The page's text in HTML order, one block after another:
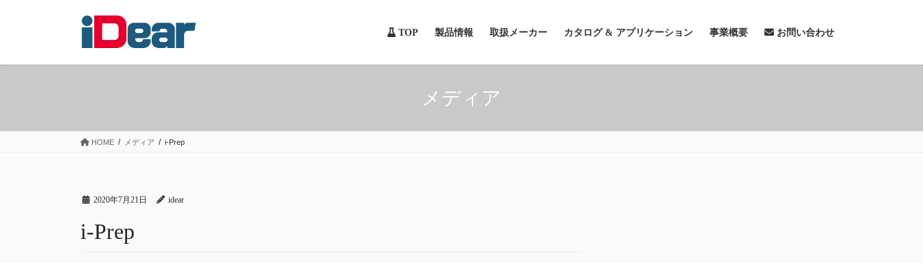
TOP 製品情報 取扱メーカー カタログ & アプリケーション 事業概要 お問い合わせ
メディア
HOME メディア i-Prep
2020年7月21日 idear
i-Prep